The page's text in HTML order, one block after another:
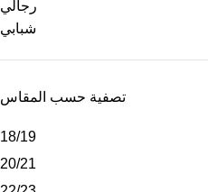
رجالي
شبابي
تصفية حسب المقاس
18/19
20/21